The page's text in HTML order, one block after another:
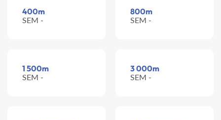
400m
SEM -
800m
SEM -
1 500m
SEM -
3 000m
SEM -